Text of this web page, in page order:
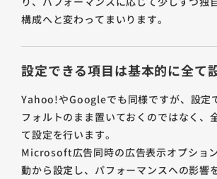
構成へと変わってまいります。
設定できる項目は基本的に全て
Yahoo!やGoogleでも同様ですが、設定
フォルトのまま置いておくのではなく、
て設定を行います。
Microsoft広告同時の広告表示オプショ
動から設定し、パフォーマンスへの影響